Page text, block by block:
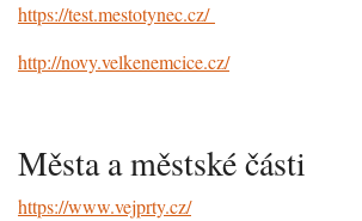
https://test.mestotynec.cz/
http://novy.velkenemcice.cz/
Města a městské části
https://www.vejprty.cz/